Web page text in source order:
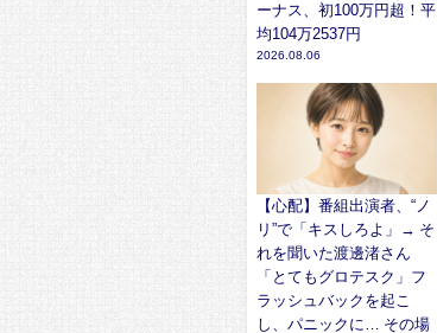
ーナス、初100万円超！平
均104万2537円
2026.08.06
【心配】番組出演者、“ノ
リ”で「キスしろよ」→ そ
れを聞いた渡邊渚さん
「とてもグロテスク」フ
ラッシュバックを起こ
し、パニックに… その場